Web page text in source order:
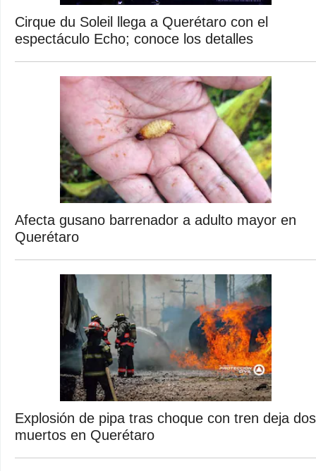
Cirque du Soleil llega a Querétaro con el
espectáculo Echo; conoce los detalles
Afecta gusano barrenador a adulto mayor en
Querétaro
Explosión de pipa tras choque con tren deja dos
muertos en Querétaro